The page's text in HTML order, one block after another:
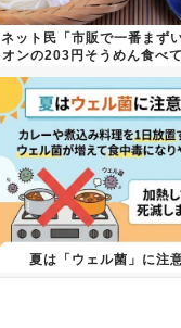
ネット民「市販で一番まず
オンの203円そうめん食べ
夏は「ウェル菌」に注意